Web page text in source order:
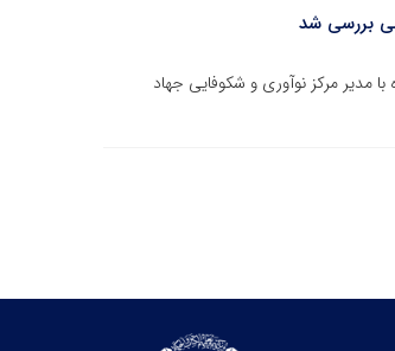
بررسی شد
فن بازار استان قم) روز شنبه ۲۵ اردیبهشت ماه با مدیر مرکز نوآوری و شکوفایی جهاد